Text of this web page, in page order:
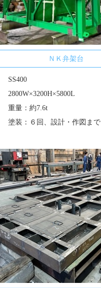
ＮＫ弁架台
SS400
2800W×3200H×5800L
重量：約7.6t
塗装：６回、設計・作図まで